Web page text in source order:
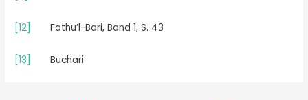
[12] Fathu’l-Bari, Band 1, S. 43
[13] Buchari